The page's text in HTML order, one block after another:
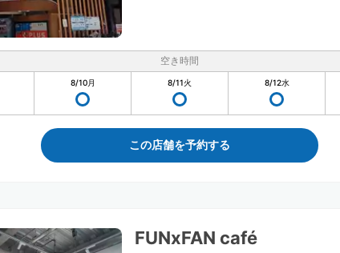
空き時間
8/10月 8/11火 8/12水
この店舗を予約する
FUNxFAN café